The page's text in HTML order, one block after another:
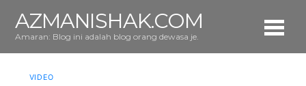
AZMANISHAK.COM
Amaran: Blog ini adalah blog orang dewasa je.
VIDEO